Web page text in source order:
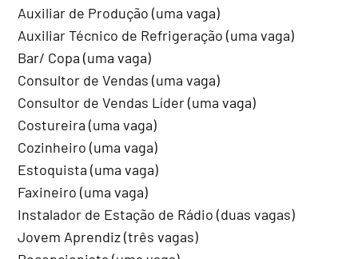
Auxiliar de Produção (uma vaga)
Auxiliar Técnico de Refrigeração (uma vaga)
Bar/ Copa (uma vaga)
Consultor de Vendas (uma vaga)
Consultor de Vendas Líder (uma vaga)
Costureira (uma vaga)
Cozinheiro (uma vaga)
Estoquista (uma vaga)
Faxineiro (uma vaga)
Instalador de Estação de Rádio (duas vagas)
Jovem Aprendiz (três vagas)